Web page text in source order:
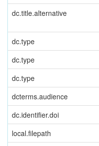
dc.title.alternative
dc.type
dc.type
dc.type
dcterms.audience
dc.identifier.doi
local.filepath